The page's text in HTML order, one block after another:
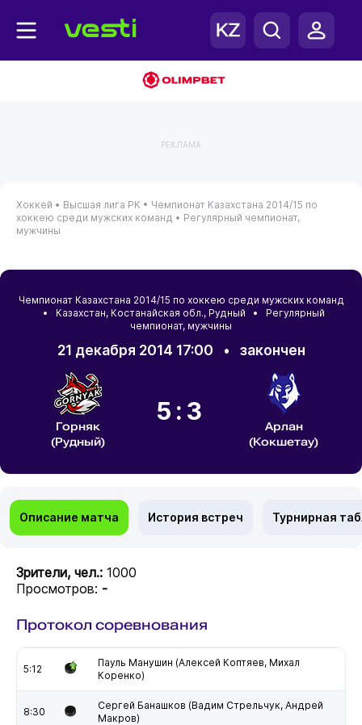
РЕКЛАМА
Хоккей • Высшая лига РК • Чемпионат Казахстана 2014/15 по
хоккею среди мужских команд • Регулярный чемпионат,
мужчины
Чемпионат Казахстана 2014/15 по хоккею среди мужских команд
• Казахстан, Костанайская обл., Рудный • Регулярный
чемпионат, мужчины
21 декабря 2014 17:00 • закончен
Горняк
(Рудный)
5:3
Арлан
(Кокшетау)
Описание матча История встреч Турнирная
Зрители, чел.: 1000
Просмотров: -
Протокол соревнования
5:12
Пауль Манушин (Алексей Коптяев, Михал
Коренко)
8:30
Сергей Банашков (Вадим Стрельчук, Андрей
Макров)